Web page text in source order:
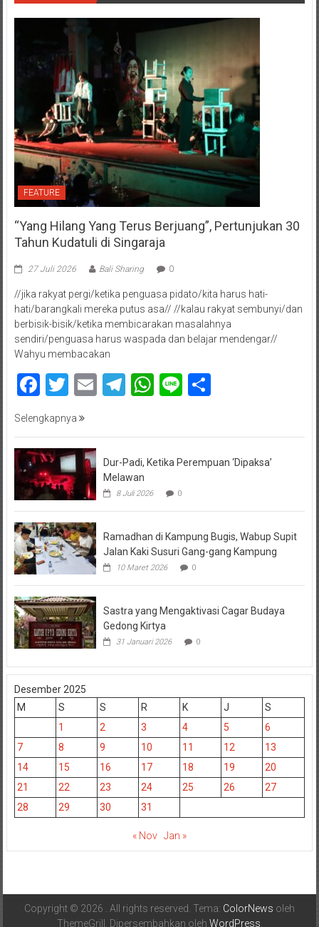
FEATURE
“Yang Hilang Yang Terus Berjuang”, Pertunjukan 30
Tahun Kudatuli di Singaraja
27 Juli 2026 Bali Sharing 0
//jika rakyat pergi/ketika penguasa pidato/kita harus hati-
hati/barangkali mereka putus asa// //kalau rakyat sembunyi/dan
berbisik-bisik/ketika membicarakan masalahnya
sendiri/penguasa harus waspada dan belajar mendengar//
Wahyu membacakan
Facebook
Twitter
EmailTelegram
WhatsApp
LineShare
Selengkapnya
Dur-Padi, Ketika Perempuan ‘Dipaksa’
Melawan
8 Juli 2026 0
Ramadhan di Kampung Bugis, Wabup Supit
Jalan Kaki Susuri Gang-gang Kampung
10 Maret 2026 0
Sastra yang Mengaktivasi Cagar Budaya
Gedong Kirtya
31 Januari 2026 0
Desember 2025
M
S S R K J
S
1
2 3 4 5
6
7
8 9 10 11 12
13
14
15 16 17 18 19
20
21
22 23 24 25 26
27
28
29 30 31
« Nov Jan »
Copyright © 2026 . All rights reserved. Tema: ColorNews oleh
ThemeGrill. Dipersembahkan oleh WordPress